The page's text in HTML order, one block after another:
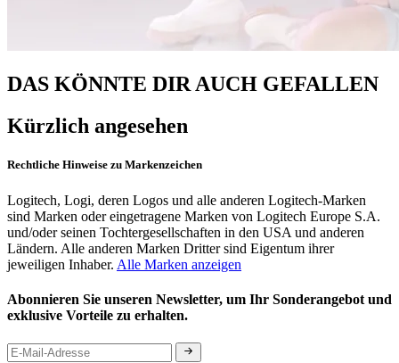
DAS KÖNNTE DIR AUCH GEFALLEN
Kürzlich angesehen
Rechtliche Hinweise zu Markenzeichen
Logitech, Logi, deren Logos und alle anderen Logitech-Marken
sind Marken oder eingetragene Marken von Logitech Europe S.A.
und/oder seinen Tochtergesellschaften in den USA und anderen
Ländern. Alle anderen Marken Dritter sind Eigentum ihrer
jeweiligen Inhaber. Alle Marken anzeigen
Abonnieren Sie unseren Newsletter, um Ihr Sonderangebot und
exklusive Vorteile zu erhalten.